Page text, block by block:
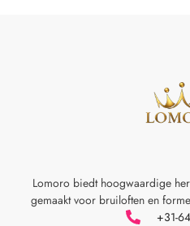
Lomoro biedt hoogwaardige
gemaakt voor bruiloften en
+31-